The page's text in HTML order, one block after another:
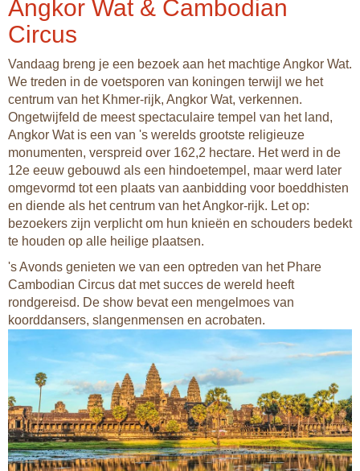
Angkor Wat & Cambodian
Circus
Vandaag breng je een bezoek aan het machtige Angkor Wat.
We treden in de voetsporen van koningen terwijl we het
centrum van het Khmer-rijk, Angkor Wat, verkennen.
Ongetwijfeld de meest spectaculaire tempel van het land,
Angkor Wat is een van 's werelds grootste religieuze
monumenten, verspreid over 162,2 hectare. Het werd in de
12e eeuw gebouwd als een hindoetempel, maar werd later
omgevormd tot een plaats van aanbidding voor boeddhisten
en diende als het centrum van het Angkor-rijk. Let op:
bezoekers zijn verplicht om hun knieën en schouders bedekt
te houden op alle heilige plaatsen.
's Avonds genieten we van een optreden van het Phare
Cambodian Circus dat met succes de wereld heeft
rondgereisd. De show bevat een mengelmoes van
koorddansers, slangenmensen en acrobaten.